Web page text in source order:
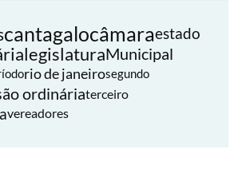
cantagalocâmaraestado
legislaturaMunicipal
rio de janeirosegundo
ordináriaterceiro
vereadores